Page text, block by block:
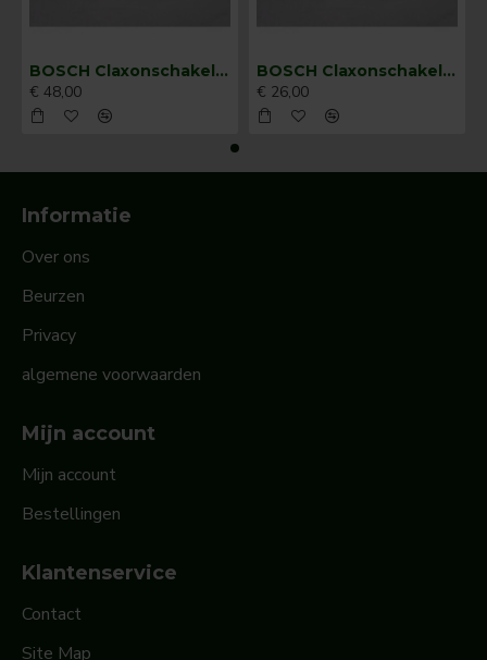
BOSCH Claxonschakelaar opbouw ⌀ 35 mm 0343013001
€ 48,00
BOSCH Claxonschakelaar opbouw ⌀26 mm 0343007001
€ 26,00
Informatie
Over ons
Beurzen
Privacy
algemene voorwaarden
Mijn account
Mijn account
Bestellingen
Klantenservice
Contact
Site Map